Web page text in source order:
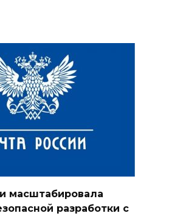
масштабировала
разработки с